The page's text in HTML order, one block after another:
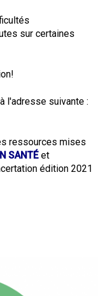
sur certaines
l'adresse suivante :
ressources mises
SANTÉet
édition 2021